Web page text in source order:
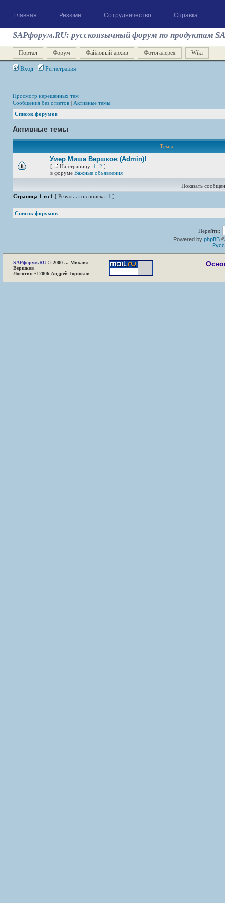
Главная Резюме Сотрудничество Справка
SAPфорум.RU: русскоязычный форум по продуктам
Портал Форум Файловый архив Фотогалерея Wiki
Вход Регистрация
Просмотр нерешенных тем
Сообщения без ответов | Активные темы
Список форумов
Активные темы
Темы
Умер Миша Вершков (Admin)!
[ На страницу: 1 2 ]
в форуме Важные объявления
Показать
Страница 1 из 1 [ Результатов поиска: 1 ]
Список форумов
Перейти:
Powered by phpBB
SAPфорум.RU © 2000-... Михаил
Вершков
Логотип © 2006 Андрей Горшков